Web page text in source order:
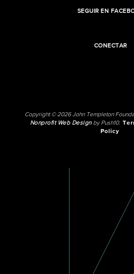
SEGUIR EN
CONECTAR
Copyright © 2026 John Templeton
Nonprofit Web Designby Push10.
Policy